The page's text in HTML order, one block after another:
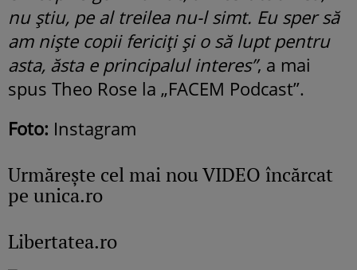
nu știu, pe al treilea nu-l simt. Eu sper să
am niște copii fericiți și o să lupt pentru
asta, ăsta e principalul interes”, a mai
spus Theo Rose la „FACEM Podcast”.
Foto: Instagram
Urmăreşte cel mai nou VIDEO încărcat
pe unica.ro
Libertatea.ro